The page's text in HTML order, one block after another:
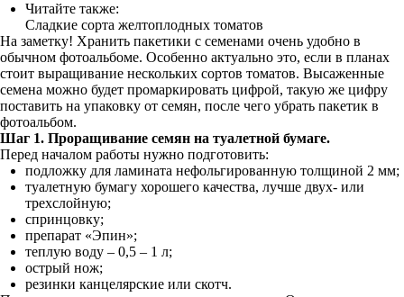
Читайте также:
Сладкие сорта желтоплодных томатов
На заметку! Хранить пакетики с семенами очень удобно в
обычном фотоальбоме. Особенно актуально это, если в планах
стоит выращивание нескольких сортов томатов. Высаженные
семена можно будет промаркировать цифрой, такую же цифру
поставить на упаковку от семян, после чего убрать пакетик в
фотоальбом.
Шаг 1. Проращивание семян на туалетной бумаге.
Перед началом работы нужно подготовить:
подложку для ламината нефольгированную толщиной 2 мм;
туалетную бумагу хорошего качества, лучше двух- или
трехслойную;
спринцовку;
препарат «Эпин»;
теплую воду – 0,5 – 1 л;
острый нож;
резинки канцелярские или скотч.